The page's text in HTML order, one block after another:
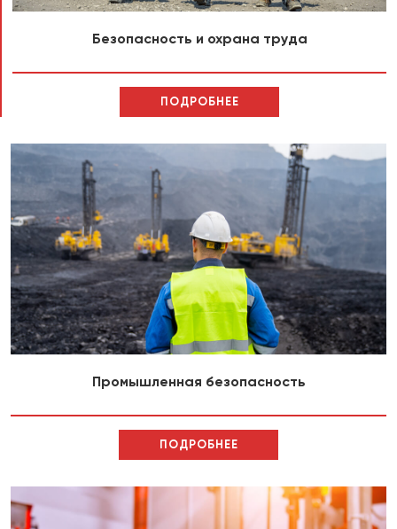
Безопасность и охрана труда
ПОДРОБНЕЕ
Промышленная безопасность
ПОДРОБНЕЕ